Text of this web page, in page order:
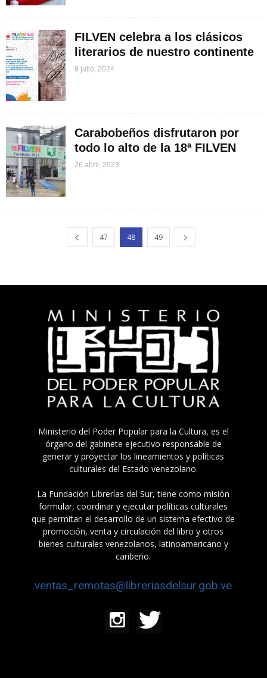
FILVEN celebra a los clásicos
literarios de nuestro continente
9 julio, 2024
Carabobeños disfrutaron por
todo lo alto de la 18ª FILVEN
26 abril, 2023
47 48 49
Ministerio del Poder Popular para la Cultura, es el
órgano del gabinete ejecutivo responsable de
generar y proyectar los lineamientos y políticas
culturales del Estado venezolano.
La Fundación Librerías del Sur, tiene como misión
formular, coordinar y ejecutar políticas culturales
que permitan el desarrollo de un sistema efectivo de
promoción, venta y circulación del libro y otros
bienes culturales venezolanos, latinoamericano y
caribeño.
ventas_remotas@libreriasdelsur.gob.ve